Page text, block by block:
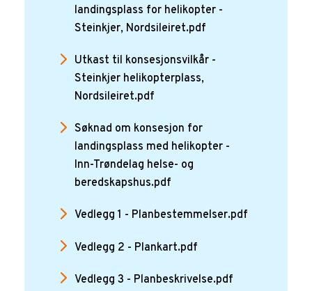
landingsplass for helikopter -
Steinkjer, Nordsileiret.pdf
Utkast til konsesjonsvilkår -
Steinkjer helikopterplass,
Nordsileiret.pdf
Søknad om konsesjon for
landingsplass med helikopter -
Inn-Trøndelag helse- og
beredskapshus.pdf
Vedlegg 1 - Planbestemmelser.pdf
Vedlegg 2 - Plankart.pdf
Vedlegg 3 - Planbeskrivelse.pdf